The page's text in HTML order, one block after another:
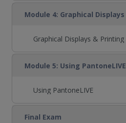
Graphical Displays & Printing
Module 5: Using PantoneLIVE
Using PantoneLIVE
Final Exam